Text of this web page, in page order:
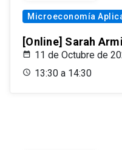
Microeconomía
[Online] Sarah
11 de Octubre de
13:30 a 14:30